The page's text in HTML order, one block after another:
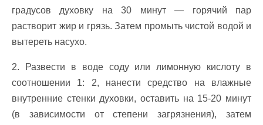
градусов духовку на 30 минут — горячий пар
растворит жир и грязь. Затем промыть чистой водой и
вытереть насухо.
2. Развести в воде соду или лимонную кислоту в
соотношении 1: 2, нанести средство на влажные
внутренние стенки духовки, оставить на 15-20 минут
(в зависимости от степени загрязнения), затем